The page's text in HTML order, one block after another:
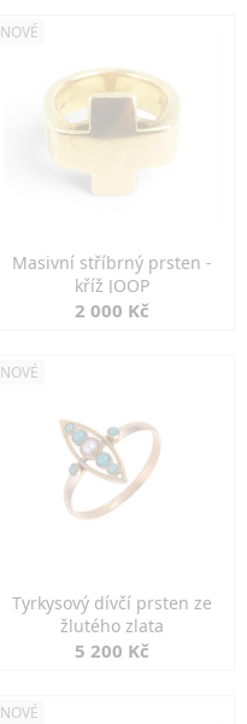
NOVÉ
Masivní stříbrný prsten -
kříž JOOP
2 000 Kč
NOVÉ
Tyrkysový dívčí prsten ze
žlutého zlata
5 200 Kč
NOVÉ